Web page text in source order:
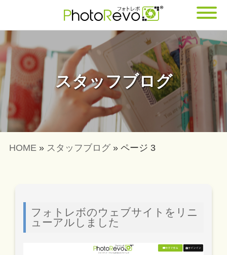
スタッフブログ
HOME » スタッフブログ » ページ 3
フォトレボのウェブサイトをリニ
ューアルしました